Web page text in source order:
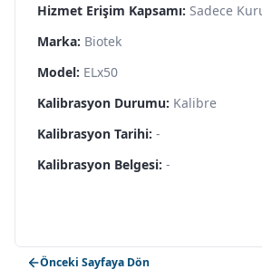
Hizmet Erişim Kapsamı: Sadece
Marka: Biotek
Model: ELx50
Kalibrasyon Durumu: Kalibre
Kalibrasyon Tarihi: -
Kalibrasyon Belgesi: -
Önceki Sayfaya Dön